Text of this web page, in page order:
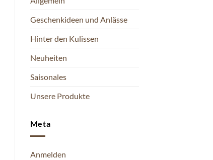
Geschenkideen und Anlässe
Hinter den Kulissen
Neuheiten
Saisonales
Unsere Produkte
Meta
Anmelden